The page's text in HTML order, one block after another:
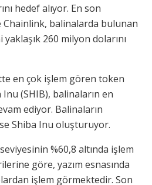
hedef alıyor. En son
Chainlink, balinalarda bulunan
yaklaşık 260 milyon dolarını
en çok işlem gören token
(SHIB), balinaların en
ediyor. Balinaların
Shiba Inu oluşturuyor.
%60,8 altında işlem
göre, yazım esnasında
işlem görmektedir. Son